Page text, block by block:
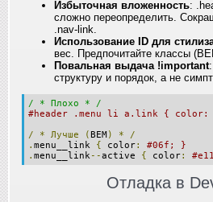
Избыточная вложенность:
сложно переопределить.
.nav-link.
Использование ID для
вес. Предпочитайте классы
Повальная выдача !important
структуру и порядок, а не
/ * Плохо * /
#header .menu li a.link {
/
* Лучше ( BEM ) *
/
. menu__link { color:
#06f; }
. menu__link--active { color:
Отладка в